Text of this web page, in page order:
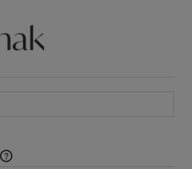
kosztów płatności